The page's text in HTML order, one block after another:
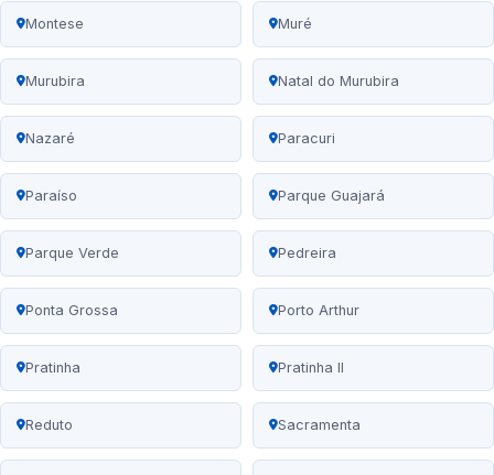
Montese Muré
Murubira Natal do Murubira
Nazaré Paracuri
Paraíso Parque Guajará
Parque Verde Pedreira
Ponta Grossa Porto Arthur
Pratinha Pratinha II
Reduto Sacramenta